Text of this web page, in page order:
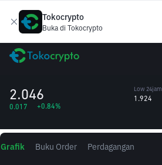
Tokocrypto
Buka di Tokocrypto
PROM Prometeus
2.046
0.017 +0.84%
Low 24jam
1.924
Grafik Buku Order Perdagangan